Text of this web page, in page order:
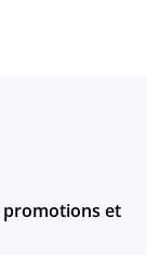
promotions et